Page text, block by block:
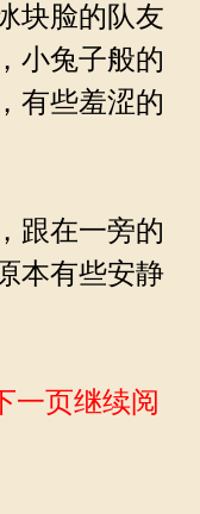
块脸的队友
小兔子般的
有些羞涩的
跟在一旁的
本有些安静
一页继续阅